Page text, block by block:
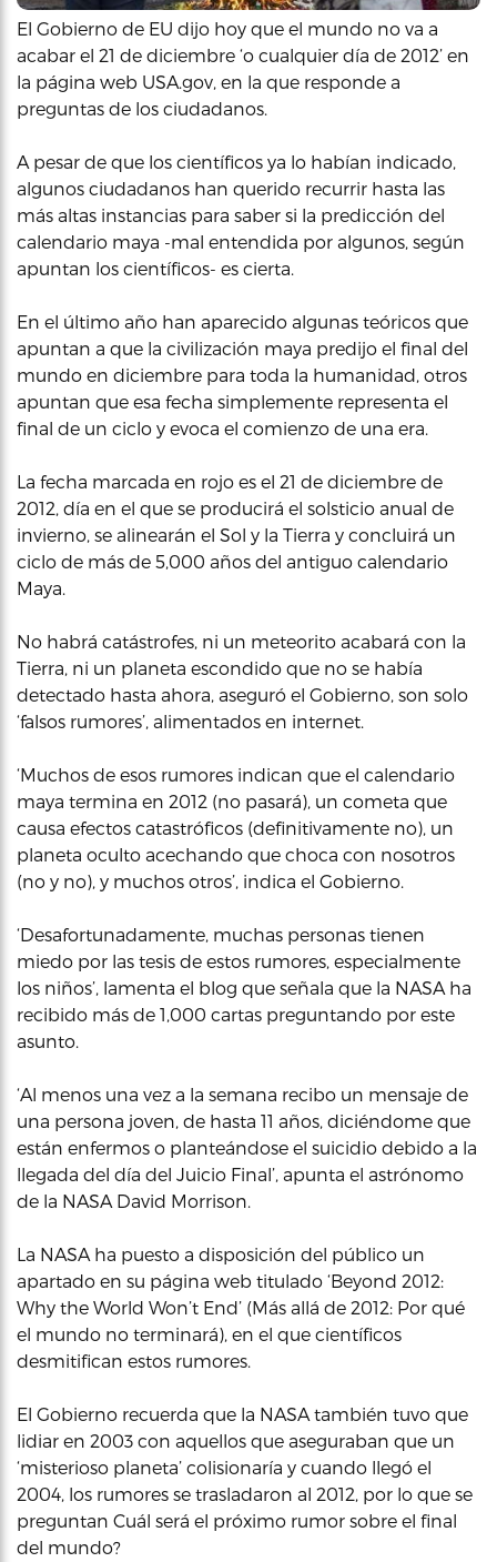
El Gobierno de EU dijo hoy que el mundo no va a
acabar el 21 de diciembre ‘o cualquier día de 2012’ en
la página web USA.gov, en la que responde a
preguntas de los ciudadanos.
A pesar de que los científicos ya lo habían indicado,
algunos ciudadanos han querido recurrir hasta las
más altas instancias para saber si la predicción del
calendario maya -mal entendida por algunos, según
apuntan los científicos- es cierta.
En el último año han aparecido algunas teóricos que
apuntan a que la civilización maya predijo el final del
mundo en diciembre para toda la humanidad, otros
apuntan que esa fecha simplemente representa el
final de un ciclo y evoca el comienzo de una era.
La fecha marcada en rojo es el 21 de diciembre de
2012, día en el que se producirá el solsticio anual de
invierno, se alinearán el Sol y la Tierra y concluirá un
ciclo de más de 5,000 años del antiguo calendario
Maya.
No habrá catástrofes, ni un meteorito acabará con la
Tierra, ni un planeta escondido que no se había
detectado hasta ahora, aseguró el Gobierno, son solo
‘falsos rumores’, alimentados en internet.
‘Muchos de esos rumores indican que el calendario
maya termina en 2012 (no pasará), un cometa que
causa efectos catastróficos (definitivamente no), un
planeta oculto acechando que choca con nosotros
(no y no), y muchos otros’, indica el Gobierno.
‘Desafortunadamente, muchas personas tienen
miedo por las tesis de estos rumores, especialmente
los niños’, lamenta el blog que señala que la NASA ha
recibido más de 1,000 cartas preguntando por este
asunto.
‘Al menos una vez a la semana recibo un mensaje de
una persona joven, de hasta 11 años, diciéndome que
están enfermos o planteándose el suicidio debido a la
llegada del día del Juicio Final’, apunta el astrónomo
de la NASA David Morrison.
La NASA ha puesto a disposición del público un
apartado en su página web titulado ‘Beyond 2012:
Why the World Won’t End’ (Más allá de 2012: Por qué
el mundo no terminará), en el que científicos
desmitifican estos rumores.
El Gobierno recuerda que la NASA también tuvo que
lidiar en 2003 con aquellos que aseguraban que un
‘misterioso planeta’ colisionaría y cuando llegó el
2004, los rumores se trasladaron al 2012, por lo que se
preguntan Cuál será el próximo rumor sobre el final
del mundo?